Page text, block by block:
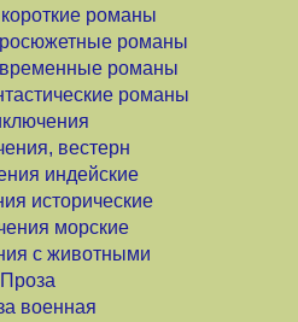
романы
романы
романы
романы
вестерн
индейские
исторические
морские
с животными
Проза
военная